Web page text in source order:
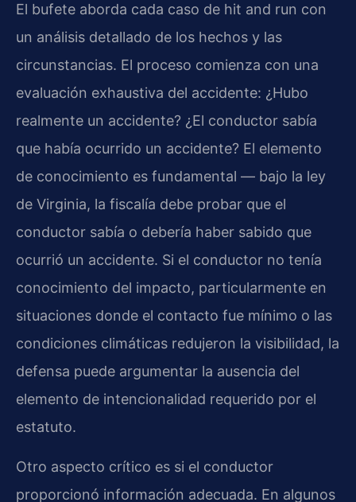
El bufete aborda cada caso de hit and run con
un análisis detallado de los hechos y las
circunstancias. El proceso comienza con una
evaluación exhaustiva del accidente: ¿Hubo
realmente un accidente? ¿El conductor sabía
que había ocurrido un accidente? El elemento
de conocimiento es fundamental — bajo la ley
de Virginia, la fiscalía debe probar que el
conductor sabía o debería haber sabido que
ocurrió un accidente. Si el conductor no tenía
conocimiento del impacto, particularmente en
situaciones donde el contacto fue mínimo o las
condiciones climáticas redujeron la visibilidad, la
defensa puede argumentar la ausencia del
elemento de intencionalidad requerido por el
estatuto.
Otro aspecto crítico es si el conductor
proporcionó información adecuada. En algunos